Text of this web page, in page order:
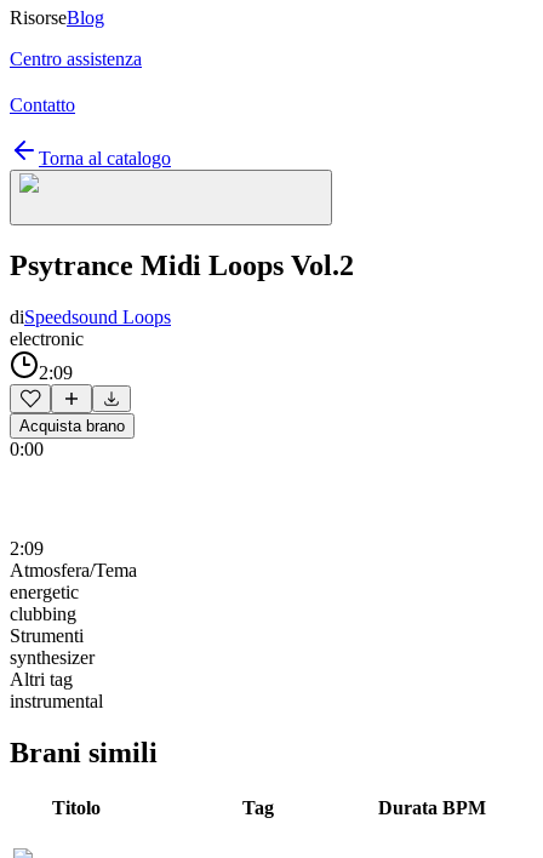
RisorseBlog
Centro assistenza
Contatto
Torna al catalogo
Psytrance Midi Loops Vol.2
diSpeedsound Loops
electronic
2:09
Acquista brano
0:00
2:09
Atmosfera/Tema
energetic
clubbing
Strumenti
synthesizer
Altri tag
instrumental
Brani simili
Titolo Tag Durata BPM